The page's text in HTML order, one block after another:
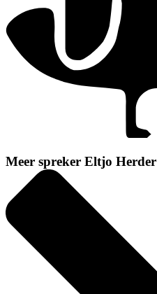
Meer spreker Eltjo Herder